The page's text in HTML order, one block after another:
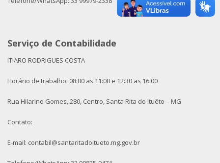
Serviço de Contabilidade
ITIARO RODRIGUES COSTA
Horário de trabalho: 08:00 as 11:00 e 12:30 as 16:00
Rua Hilarino Gomes, 280, Centro, Santa Rita do Ituêto – MG
Contato:
E-mail: contabil@santaritadoitueto.mg.gov.br